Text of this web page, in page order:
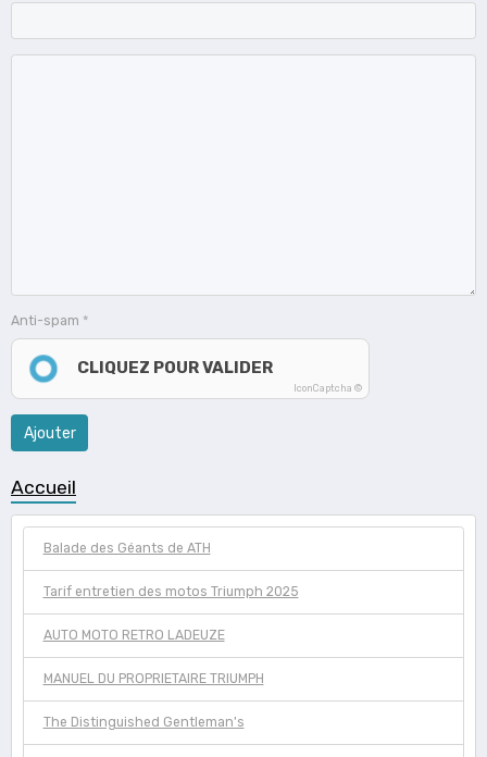
Anti-spam
CLIQUEZ POUR VALIDER
IconCaptcha ©
Ajouter
Accueil
Balade des Géants de ATH
Tarif entretien des motos Triumph 2025
AUTO MOTO RETRO LADEUZE
MANUEL DU PROPRIETAIRE TRIUMPH
The Distinguished Gentleman's